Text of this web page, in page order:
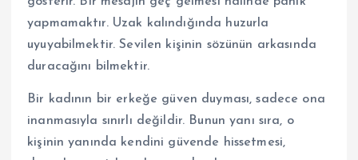
yapmamaktır. Uzak kalındığında huzurla
uyuyabilmektir. Sevilen kişinin sözünün arkasında
duracağını bilmektir.
Bir kadının bir erkeğe güven duyması, sadece ona
inanmasıyla sınırlı değildir. Bunun yanı sıra, o
kişinin yanında kendini güvende hissetmesi,